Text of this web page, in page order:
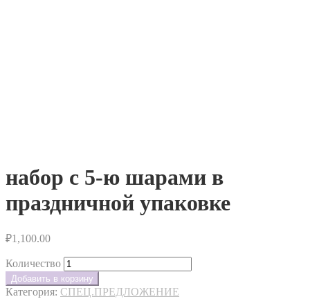
набор с 5-ю шарами в
праздничной упаковке
₽1,100.00
Количество
Добавить в корзину
Категория: СПЕЦ.ПРЕДЛОЖЕНИЕ